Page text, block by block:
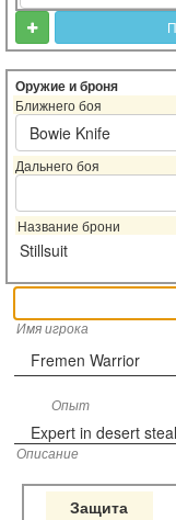
Оружие и броня
Ближнего боя
Bowie Knife
Дальнего боя
Название брони
Stillsuit
Имя игрока
Fremen Warrior
Опыт
Expert in desert
Описание
Защита